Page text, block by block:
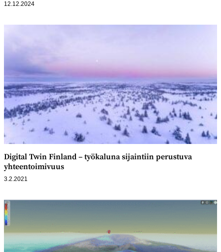
12.12.2024
Digital Twin Finland – työkaluna sijaintiin perustuva
yhteentoimivuus
3.2.2021